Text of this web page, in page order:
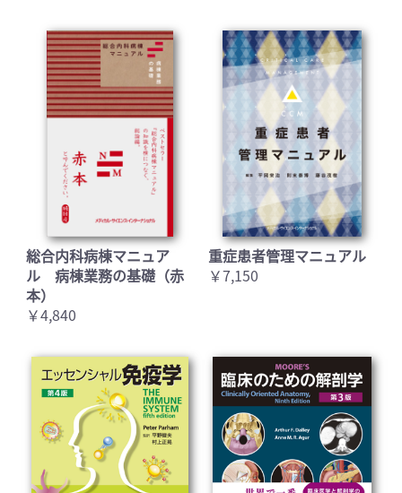
総合内科病棟マニュア
ル 病棟業務の基礎（赤
本）
￥4,840
重症患者管理マニュアル
￥7,150